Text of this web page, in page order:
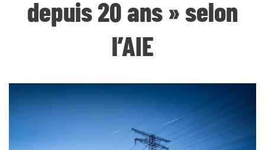
depuis 20 ans » selon
l’AIE